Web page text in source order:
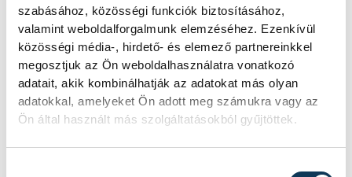
szabásához, közösségi funkciók biztosításához,
valamint weboldalforgalmunk elemzéséhez. Ezenkívül
közösségi média-, hirdető- és elemező partnereinkkel
megosztjuk az Ön weboldalhasználatra vonatkozó
adatait, akik kombinálhatják az adatokat más olyan
adatokkal, amelyeket Ön adott meg számukra vagy az
Ön által használt más szolgáltatásokból gyűjtöttek.